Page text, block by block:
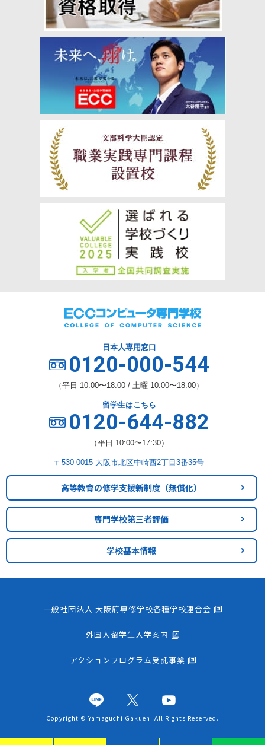
日本人専用窓口
0120-000-544
（平日 10:00〜18:00 / 土曜 10:00〜18:00）
留学生はこちら
0120-644-882
（平日 10:00〜17:30）
〒530-0015 大阪市北区中崎西2丁目3番35号
高等教育の修学支援新制度 （無償化）
専門学校第三者評価
学校基本情報
一般社団法人 大阪府専修学校各種学校連合会
外国人留学生入学案内
アクションプログラム受託事業
Copyright © Yamaguchi Gakuen. All Rights Reserved.